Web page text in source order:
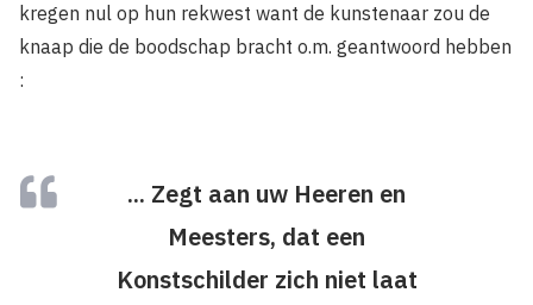
kregen nul op hun rekwest want de kunstenaar zou de
knaap die de boodschap bracht o.m. geantwoord hebben
:
... Zegt aan uw Heeren en
Meesters, dat een
Konstschilder zich niet laat